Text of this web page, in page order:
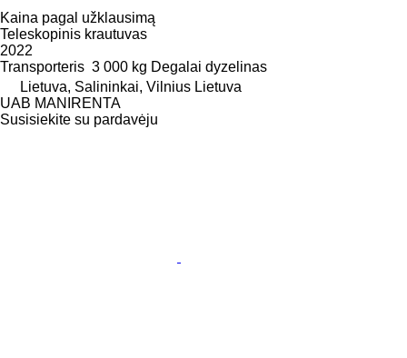
Kaina pagal užklausimą
Teleskopinis krautuvas
2022
Transporteris 3 000 kg Degalai dyzelinas
Lietuva, Salininkai, Vilnius Lietuva
UAB MANIRENTA
Susisiekite su pardavėju